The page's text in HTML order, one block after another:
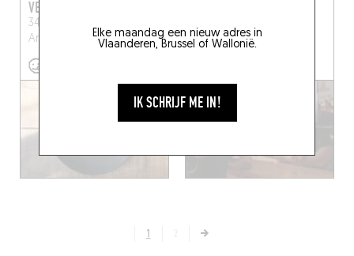
Elke maandag een nieuw adres in
Vlaanderen, Brussel of Wallonië.
IK SCHRIJF ME IN!
VERANDA
34 Lange Lobroekstraat
Antwerpen (2060)
Antwerpen (2000)
1